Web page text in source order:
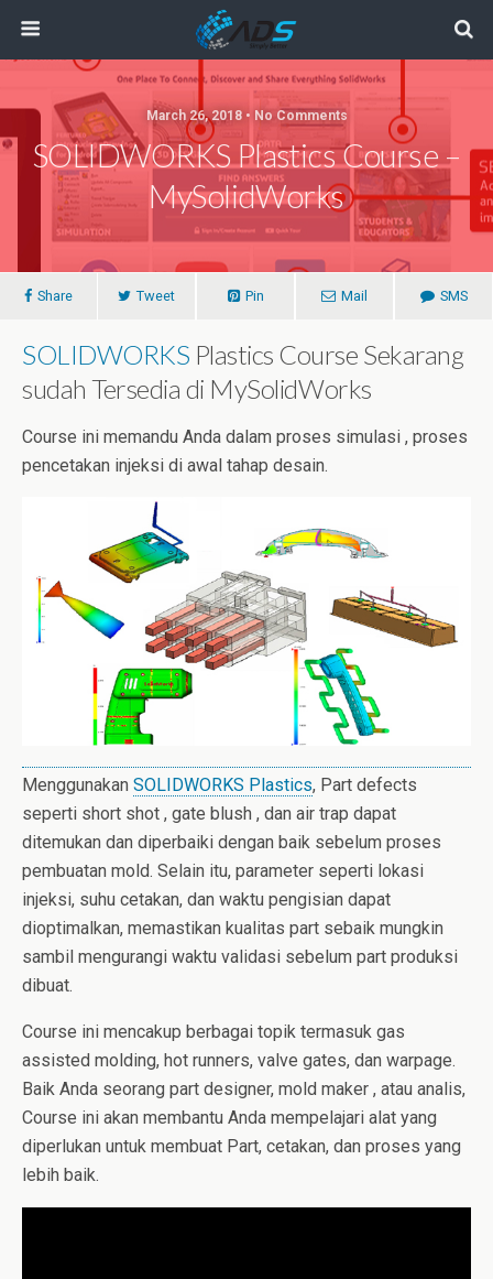
March 26, 2018 • No Comments
SOLIDWORKS Plastics Course –
MySolidWorks
Share Tweet Pin Mail SMS
SOLIDWORKS Plastics Course Sekarang
sudah Tersedia di MySolidWorks
Course ini memandu Anda dalam proses simulasi , proses
pencetakan injeksi di awal tahap desain.
Menggunakan SOLIDWORKS Plastics, Part defects
seperti short shot , gate blush , dan air trap dapat
ditemukan dan diperbaiki dengan baik sebelum proses
pembuatan mold. Selain itu, parameter seperti lokasi
injeksi, suhu cetakan, dan waktu pengisian dapat
dioptimalkan, memastikan kualitas part sebaik mungkin
sambil mengurangi waktu validasi sebelum part produksi
dibuat.
Course ini mencakup berbagai topik termasuk gas
assisted molding, hot runners, valve gates, dan warpage.
Baik Anda seorang part designer, mold maker , atau analis,
Course ini akan membantu Anda mempelajari alat yang
diperlukan untuk membuat Part, cetakan, dan proses yang
lebih baik.